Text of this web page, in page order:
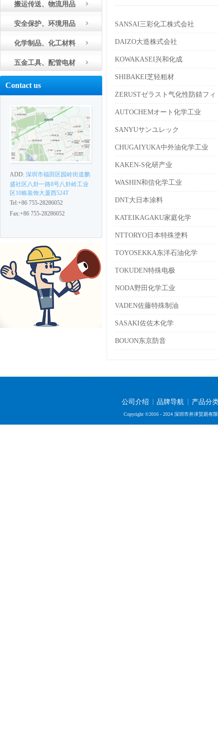
搬运传送、物流用品
安全保护、环境用品
化学制品、化工材料
五金工具、配管电材
Contact us
ADD: 深圳市福田区园岭街道鹏
盛社区八卦一路8号八卦岭工业
区10栋装饰大厦西524T
Tel:+86 755-28286052
Fax:+86 755-28286052
SANSAI三彩化工株式会社
DAIZO大造株式会社
KOWAKASEI兴和化成
SHIBAKEI芝轻粗材
ZERUSTゼラスト气化性防錆フィ
AUTOCHEMオート化学工业
SANYUサンユレック
CHUGAIYUKA中外油化学工业
KAKEN-S化研产业
WASHIN和信化学工业
DNT大日本涂料
KATEIKAGAKU家庭化学
NTTORYO日本特殊塗料
TOYOSEKKA东洋石油化学
TOKUDEN特殊电极
NODA野田化学工业
VADEN佐藤特殊制油
SASAKI佐佐木化学
BOUON东京防音
公司介绍 品牌导航 产品分
Copyright ©2016 - 2024 深圳市井泽贸易有